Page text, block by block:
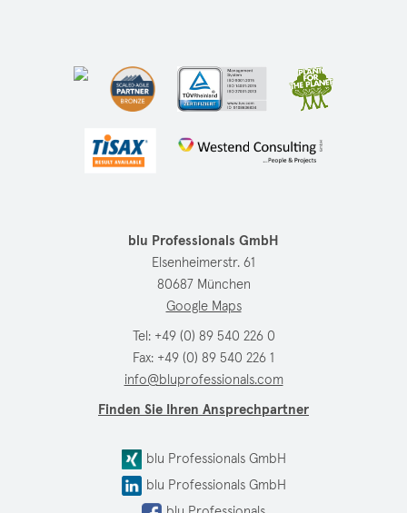
blu Professionals GmbH
Elsenheimerstr. 61
80687 München
Google Maps
Tel: +49 (0) 89 540 226 0
Fax: +49 (0) 89 540 226 1
info@bluprofessionals.com
Finden Sie Ihren Ansprechpartner
blu Professionals GmbH
blu Professionals GmbH